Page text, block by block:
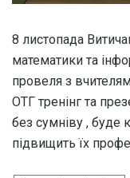
8 листопада
математики та
провеля з
ОТГ тренінг та
без сумніву , буде
підвищить їх